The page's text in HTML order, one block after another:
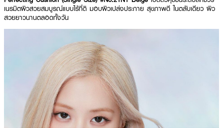
เนรมิตผิวสวยสมบูรณ์แบบไร้ที่ติ มอบผิวเปล่งประกาย สุขภาพดี ในตลับเดียว ผิว
สวยยาวนานตลอดทั้งวัน